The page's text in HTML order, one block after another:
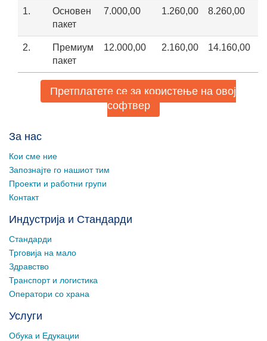
1.
Основен
пакет
7.000,00 1.260,00 8.260,00
2.
Премиум
пакет
12.000,00 2.160,00 14.160,00
Претплатете се за користење на овој
софтвер
За нас
Кои сме ние
Запознајте го нашиот тим
Проекти и работни групи
Контакт
Индустрија и Стандарди
Стандарди
Трговија на мало
Здравство
Транспорт и логистика
Оператори со храна
Услуги
Обука и Едукации